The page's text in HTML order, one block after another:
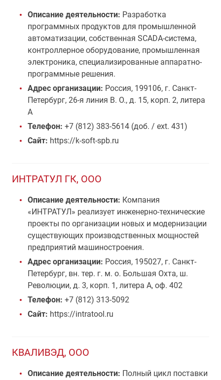
Описание деятельности: Разработка
программных продуктов для промышленной
автоматизации, собственная SCADA-система,
контроллерное оборудование, промышленная
электроника, специализированные аппаратно-
программные решения.
Адрес организации: Россия, 199106, г. Санкт-
Петербург, 26-я линия В. О., д. 15, корп. 2, литера
А
Телефон: +7 (812) 383-5614 (доб. / ext. 431)
Сайт: https://k-soft-spb.ru
ИНТРАТУЛ ГК, ООО
Описание деятельности: Компания
«ИНТРАТУЛ» реализует инженерно-технические
проекты по организации новых и модернизации
существующих производственных мощностей
предприятий машиностроения.
Адрес организации: Россия, 195027, г. Санкт-
Петербург, вн. тер. г. м. о. Большая Охта, ш.
Революции, д. 3, корп. 1, литера А, оф. 402
Телефон: +7 (812) 313-5092
Сайт: https://intratool.ru
КВАЛИВЭД, OOO
Описание деятельности: Полный цикл поставки